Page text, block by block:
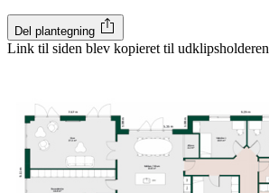
Del plantegning
Link til siden blev kopieret til udklipsholderen